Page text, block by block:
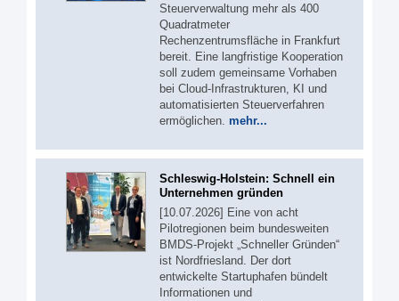
Steuerverwaltung mehr als 400
Quadratmeter
Rechenzentrumsfläche in Frankfurt
bereit. Eine langfristige Kooperation
soll zudem gemeinsame Vorhaben
bei Cloud-Infrastrukturen, KI und
automatisierten Steuerverfahren
ermöglichen. mehr...
Schleswig-Holstein: Schnell ein
Unternehmen gründen
[10.07.2026] Eine von acht
Pilotregionen beim bundesweiten
BMDS-Projekt „Schneller Gründen“
ist Nordfriesland. Der dort
entwickelte Startuphafen bündelt
Informationen und